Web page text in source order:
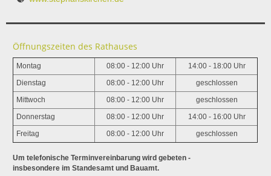
Öffnungszeiten des Rathauses
Montag 08:00 - 12:00 Uhr 14:00 - 18:00 Uhr
Dienstag 08:00 - 12:00 Uhr geschlossen
Mittwoch 08:00 - 12:00 Uhr geschlossen
Donnerstag 08:00 - 12:00 Uhr 14:00 - 16:00 Uhr
Freitag 08:00 - 12:00 Uhr geschlossen
Um telefonische Terminvereinbarung wird gebeten -
insbesondere im Standesamt und Bauamt.